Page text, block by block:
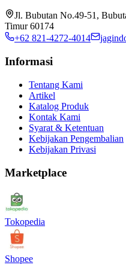
Jl. Bubutan No.49-51,
Timur 60174
+62 821-4272-4014
Informasi
Tentang Kami
Artikel
Katalog Produk
Kontak Kami
Syarat & Ketentuan
Kebijakan Pengembalian
Kebijakan Privasi
Marketplace
Tokopedia
Shopee